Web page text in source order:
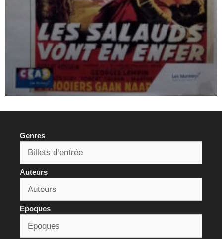
Genres
Auteurs
Epoques